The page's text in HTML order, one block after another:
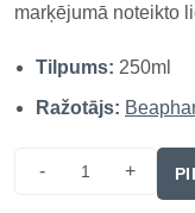
marķējumā noteikto
suņiem paredzētu
kaķim. Pilnvērtīga a...
Tilpums: 250ml
Ražotājs:
- +